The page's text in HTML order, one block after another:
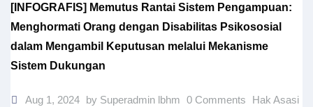
[INFOGRAFIS] Memutus Rantai Sistem Pengampuan:
Menghormati Orang dengan Disabilitas Psikososial
dalam Mengambil Keputusan melalui Mekanisme
Sistem Dukungan
Aug 1, 2024 by Superadmin lbhm 0 Comments
Hak Asasi